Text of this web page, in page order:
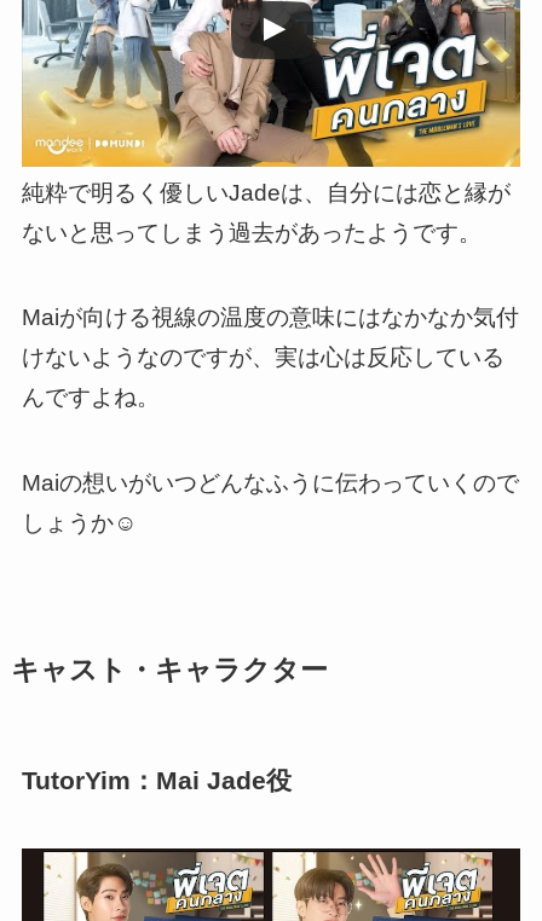
純粋で明るく優しいJadeは、自分には恋と縁が
ないと思ってしまう過去があったようです。
Maiが向ける視線の温度の意味にはなかなか気付
けないようなのですが、実は心は反応している
んですよね。
Maiの想いがいつどんなふうに伝わっていくので
しょうか☺️
キャスト・キャラクター
TutorYim：Mai Jade役